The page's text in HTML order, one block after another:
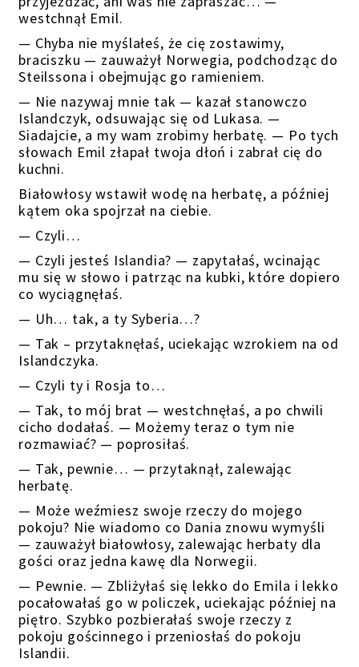
westchnął Emil.
— Chyba nie myślałeś, że cię zostawimy,
braciszku — zauważył Norwegia, podchodząc do
Steilssona i obejmując go ramieniem.
— Nie nazywaj mnie tak — kazał stanowczo
Islandczyk, odsuwając się od Lukasa. —
Siadajcie, a my wam zrobimy herbatę. — Po tych
słowach Emil złapał twoja dłoń i zabrał cię do
kuchni.
Białowłosy wstawił wodę na herbatę, a później
kątem oka spojrzał na ciebie.
— Czyli…
— Czyli jesteś Islandia? — zapytałaś, wcinając
mu się w słowo i patrząc na kubki, które dopiero
co wyciągnęłaś.
— Uh… tak, a ty Syberia…?
— Tak – przytaknęłaś, uciekając wzrokiem na od
Islandczyka.
— Czyli ty i Rosja to…
— Tak, to mój brat — westchnęłaś, a po chwili
cicho dodałaś. — Możemy teraz o tym nie
rozmawiać? — poprosiłaś.
— Tak, pewnie… — przytaknął, zalewając
herbatę.
— Może weźmiesz swoje rzeczy do mojego
pokoju? Nie wiadomo co Dania znowu wymyśli
— zauważył białowłosy, zalewając herbaty dla
gości oraz jedna kawę dla Norwegii.
— Pewnie. — Zbliżyłaś się lekko do Emila i lekko
pocałowałaś go w policzek, uciekając później na
piętro. Szybko pozbierałaś swoje rzeczy z
pokoju gościnnego i przeniosłaś do pokoju
Islandii.